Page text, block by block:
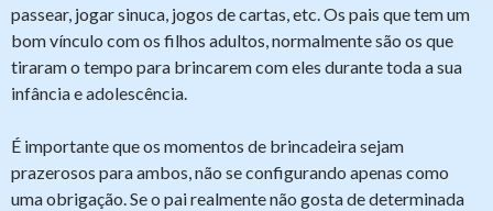
passear, jogar sinuca, jogos de cartas, etc. Os pais que tem um
bom vínculo com os filhos adultos, normalmente são os que
tiraram o tempo para brincarem com eles durante toda a sua
infância e adolescência.
É importante que os momentos de brincadeira sejam
prazerosos para ambos, não se configurando apenas como
uma obrigação. Se o pai realmente não gosta de determinada